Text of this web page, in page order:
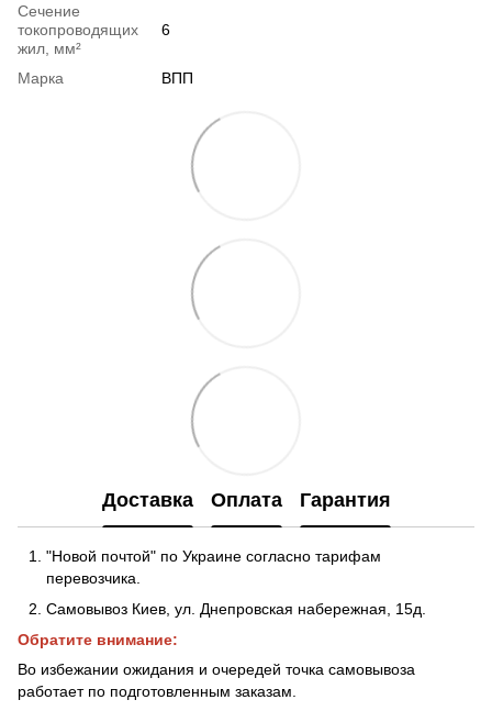
Сечение
токопроводящих
жил, мм²
6
Марка ВПП
Доставка Оплата Гарантия
"Новой почтой" по Украине согласно тарифам
перевозчика.
Самовывоз Киев, ул. Днепровская набережная , 15д.
Обратите внимание:
Во избежании ожидания и очередей точка самовывоза
работает по подготовленным заказам.